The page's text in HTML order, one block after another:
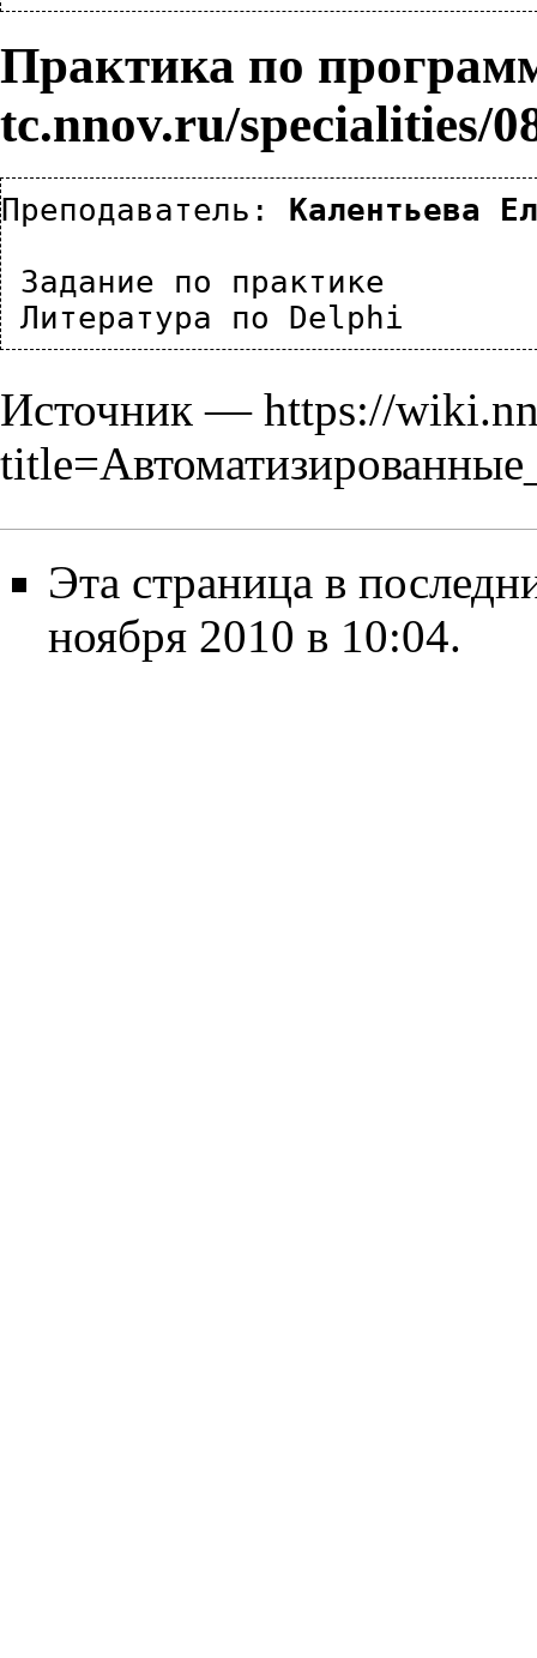
Практика по
Преподаватель: Калентьева
Задание по практике
Литература по Delphi
Источник — https://
Эта страница в
ноября 2010 в 10:04.